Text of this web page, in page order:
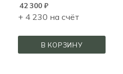
42 300 ₽
+ 4 230 на счёт
В КОРЗИНУ